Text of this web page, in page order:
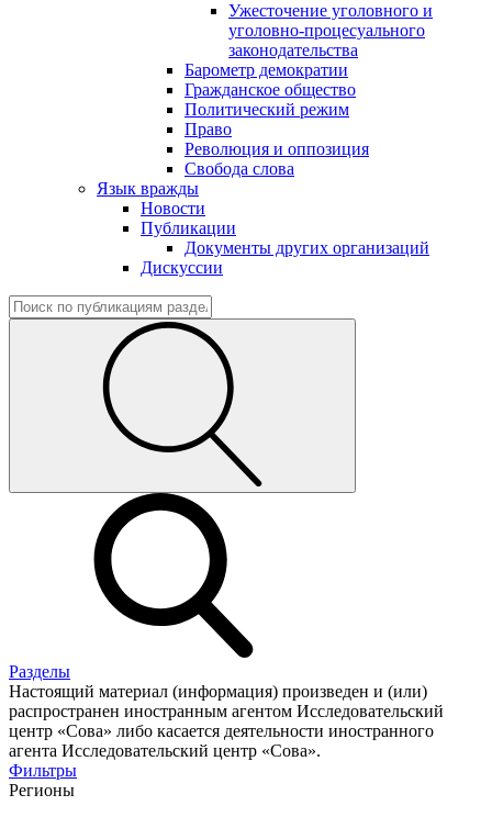
Ужесточение уголовного и
уголовно-процесуального
законодательства
Барометр демократии
Гражданское общество
Политический режим
Право
Революция и оппозиция
Свобода слова
Язык вражды
Новости
Публикации
Документы других организаций
Дискуссии
Разделы
Настоящий материал (информация) произведен и (или)
распространен иностранным агентом Исследовательский
центр «Сова» либо касается деятельности иностранного
агента Исследовательский центр «Сова».
Фильтры
Регионы